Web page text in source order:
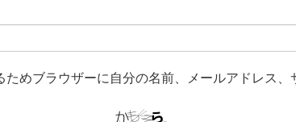
めブラウザーに自分の名前、メールアドレス、